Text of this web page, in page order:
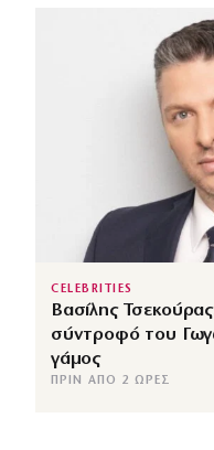
CELEBRITIES
Βασίλης
σύντροφό του
γάμος
ΠΡΙΝ ΑΠΌ 2 ΏΡΕΣ